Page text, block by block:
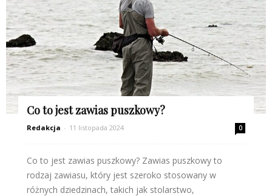
Co to jest zawias puszkowy?
Redakcja - 11 listopada 2024 0
Co to jest zawias puszkowy? Zawias puszkowy to
rodzaj zawiasu, który jest szeroko stosowany w
różnych dziedzinach, takich jak stolarstwo,